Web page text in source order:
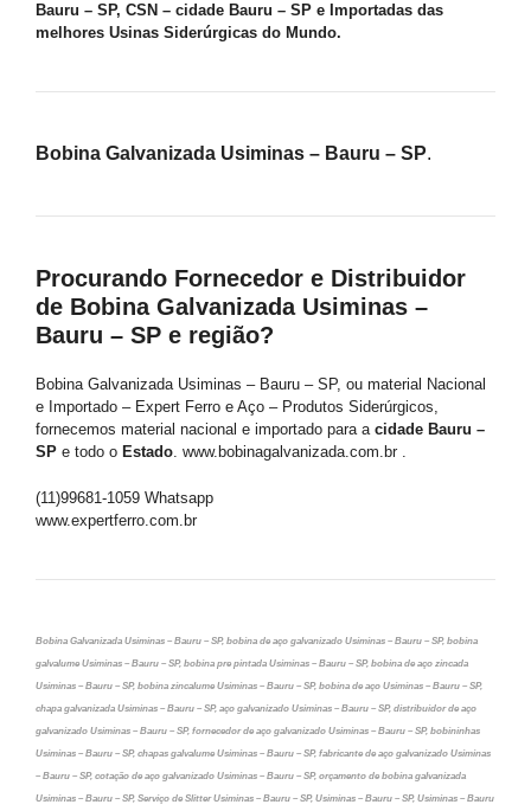
Bauru – SP, CSN – cidade Bauru – SP e Importadas das
melhores Usinas Siderúrgicas do Mundo.
Bobina Galvanizada Usiminas – Bauru – SP.
Procurando Fornecedor e Distribuidor
de Bobina Galvanizada Usiminas –
Bauru – SP e região?
Bobina Galvanizada Usiminas – Bauru – SP, ou material Nacional
e Importado – Expert Ferro e Aço – Produtos Siderúrgicos,
fornecemos material nacional e importado para a cidade Bauru –
SP e todo o Estado. www.bobinagalvanizada.com.br .
(11)99681-1059 Whatsapp
www.expertferro.com.br
Bobina Galvanizada Usiminas – Bauru – SP, bobina de aço galvanizado Usiminas – Bauru – SP, bobina
galvalume Usiminas – Bauru – SP, bobina pre pintada Usiminas – Bauru – SP, bobina de aço zincada
Usiminas – Bauru – SP, bobina zincalume Usiminas – Bauru – SP, bobina de aço Usiminas – Bauru – SP,
chapa galvanizada Usiminas – Bauru – SP, aço galvanizado Usiminas – Bauru – SP, distribuidor de aço
galvanizado Usiminas – Bauru – SP, fornecedor de aço galvanizado Usiminas – Bauru – SP, bobininhas
Usiminas – Bauru – SP, chapas galvalume Usiminas – Bauru – SP, fabricante de aço galvanizado Usiminas
– Bauru – SP, cotação de aço galvanizado Usiminas – Bauru – SP, orçamento de bobina galvanizada
Usiminas – Bauru – SP, Serviço de Slitter Usiminas – Bauru – SP, Usiminas – Bauru – SP, Usiminas – Bauru